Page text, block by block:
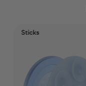
Sticks